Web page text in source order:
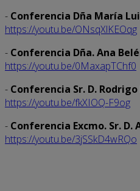
- Conferencia Dña María
https://youtu.be/ONsqXlKEOqg
- Conferencia Dña. Ana
https://youtu.be/0MaxapTChf0
- Conferencia Sr. D.
https://youtu.be/fkXIOQ-F9og
- Conferencia Excmo. Sr. D.
https://youtu.be/3jSSkD4wRQo